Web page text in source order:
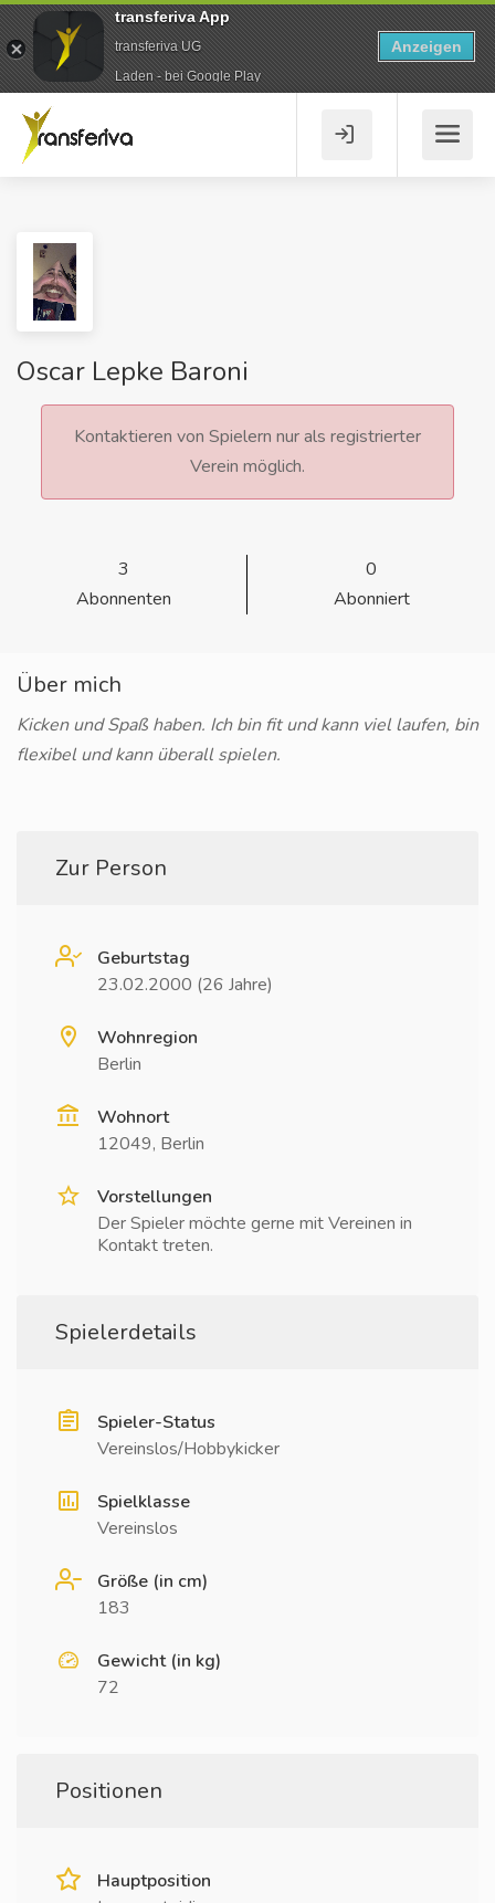
Oscar Lepke Baroni
Kontaktieren von Spielern nur als registrierter
Verein möglich.
3
Abonnenten
0
Abonniert
Über mich
Kicken und Spaß haben. Ich bin fit und kann viel laufen, bin
flexibel und kann überall spielen.
Zur Person
Geburtstag
23.02.2000 (26 Jahre)
Wohnregion
Berlin
Wohnort
12049, Berlin
Vorstellungen
Der Spieler möchte gerne mit Vereinen in
Kontakt treten.
Spielerdetails
Spieler-Status
Vereinslos/Hobbykicker
Spielklasse
Vereinslos
Größe (in cm)
183
Gewicht (in kg)
72
Positionen
Hauptposition
transferiva App
transferiva UG
Laden - bei Google Play
Anzeigen